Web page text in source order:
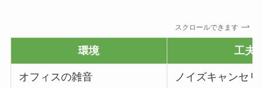
スクロールできます
環境 工夫
オフィスの雑音
ノイズキャンセ